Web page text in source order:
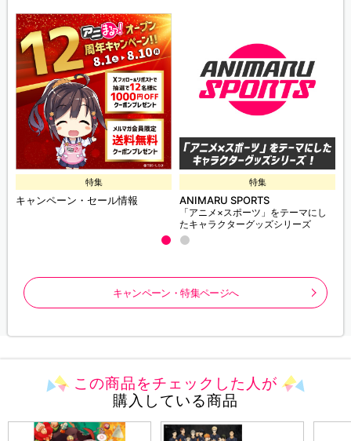
特集
キャンペーン・セール情報
特集
ANIMARU SPORTS
「アニメ×スポーツ」をテーマにし
たキャラクターグッズシリーズ
キャンペーン・特集ページへ
この商品をチェックした人が
購入している商品